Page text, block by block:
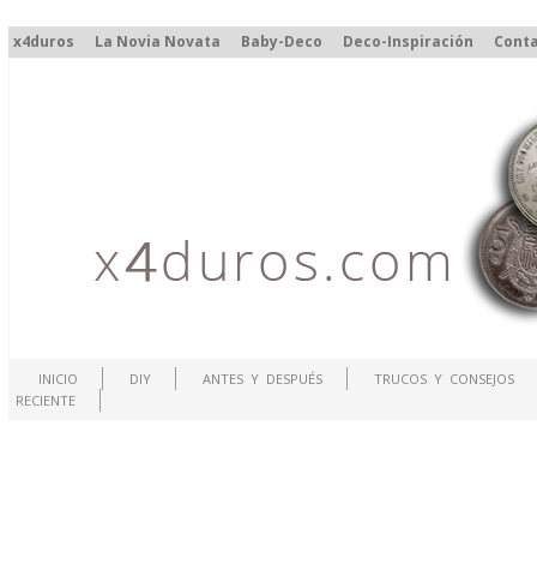
x4duros La Novia Novata Baby-Deco Deco-Inspiración
INICIO DIY ANTES Y DESPUÉS
TRUCOS Y CONSEJOS
RECIENTE